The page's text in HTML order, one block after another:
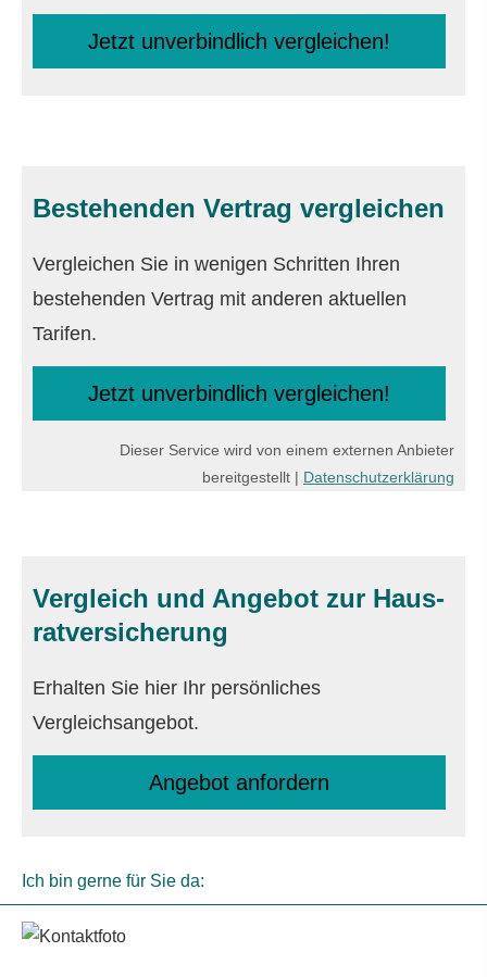
Jetzt unverbindlich ver­gleichen!
Bestehenden Vertrag ver­gleichen
Vergleichen Sie in wenigen Schritten Ihren
bestehenden Vertrag mit anderen aktuellen
Tarifen.
Jetzt unverbindlich ver­gleichen!
Dieser Service wird von einem externen Anbieter
bereitgestellt | Datenschutzerklärung
Vergleich und Angebot zur Haus­
rat­ver­si­che­rung
Erhalten Sie hier Ihr persönliches
Vergleichsangebot.
An­ge­bot an­for­dern
Ich bin gerne für Sie da: